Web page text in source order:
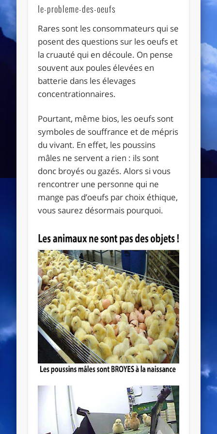
le-probleme-des-oeufs
Rares sont les consommateurs qui se
posent des questions sur les oeufs et
la cruauté qui en découle. On pense
souvent aux poules élevées en
batterie dans les élevages
concentrationnaires.
Pourtant, même bios, les oeufs sont
symboles de souffrance et de mépris
du vivant. En effet, les poussins
mâles ne servent a rien : ils sont
donc broyés ou gazés. Alors si vous
rencontrer une personne qui ne
mange pas d’oeufs par choix éthique,
vous saurez désormais pourquoi.